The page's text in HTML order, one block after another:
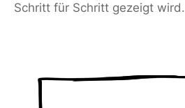
Schritt für Schritt gezeigt wird.